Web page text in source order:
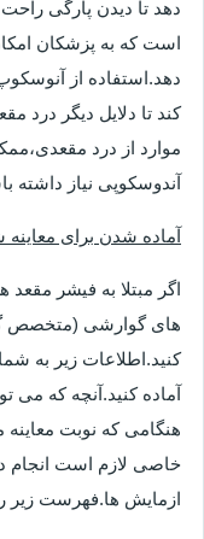
دهد تا دیدن پارگی
است که به پزشکان
دهد.استفاده از
کند تا دلایل دیگر درد
موارد از درد
آندوسکوپی نیاز داشته
آماده شدن برای
اگر مبتلا به فیشر
های گوارشی (متخصص
کنید.اطلاعات زیر به
آماده کنید.آنچه که می
هنگامی که نوبت معاینه
خاصی لازم است انجام
ازمایش ها.فهرست زیر